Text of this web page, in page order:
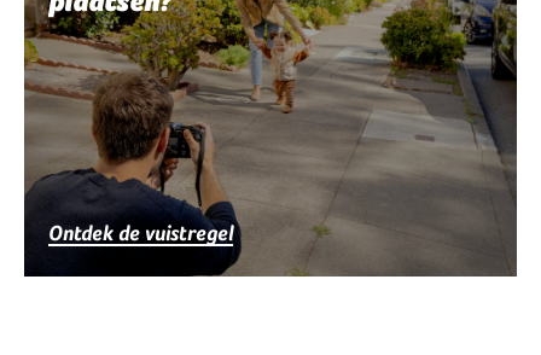
Ontdek de vuistregel